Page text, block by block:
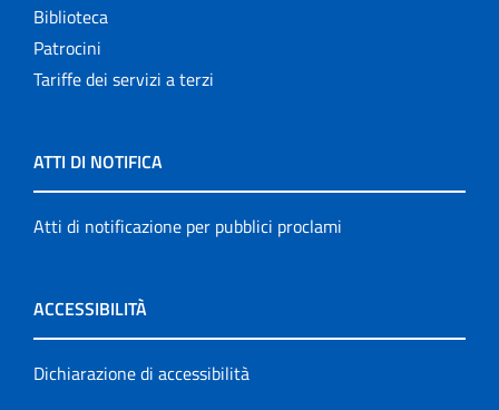
Biblioteca
Patrocini
Tariffe dei servizi a terzi
ATTI DI NOTIFICA
Atti di notificazione per pubblici proclami
ACCESSIBILITÀ
Dichiarazione di accessibilità